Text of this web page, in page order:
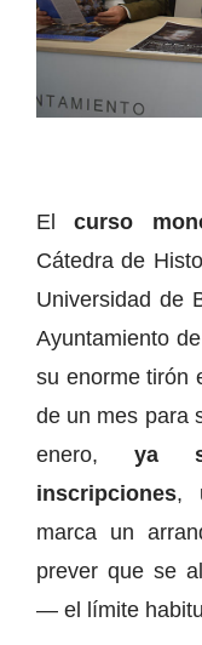
Elcurso
Cátedra de
Universidad de
Ayuntamiento
su enorme tirón
de un mes para
enero, ya
inscripciones,
marca un
prever que se
— el límite